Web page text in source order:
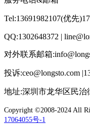
Tel:13691982107(优先
QQ:1302648372 |
对外联系邮箱
投诉:ceo@longsto.com
地址:深圳市龙华区民治
Copyright ©2008-2024 All
17064055号-1